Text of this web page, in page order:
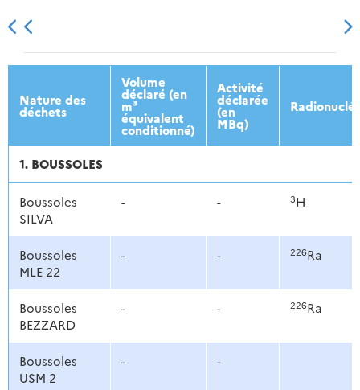
2013 2014 2015 2016
Nature des
déchets
Volume
déclaré (en
m³
équivalent
conditionné)
Activité
déclarée
(en
MBq)
1. BOUSSOLES
Boussoles
SILVA
- - 3H
Boussoles
MLE 22
- - 226Ra
Boussoles
BEZZARD
- - 226Ra
Boussoles
USM 2
- -